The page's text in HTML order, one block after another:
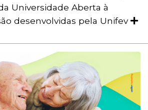
Universidade Aberta à
desenvolvidas pela Unifev